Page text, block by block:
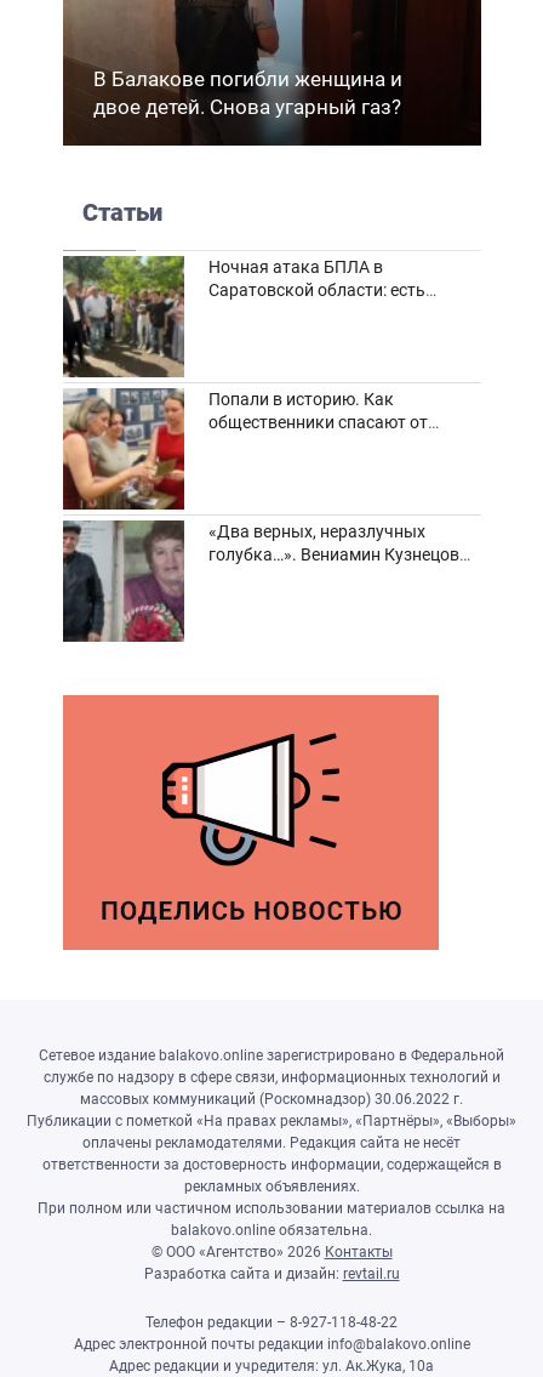
В Балакове погибли женщина и
двое детей. Снова угарный газ?
Статьи
Ночная атака БПЛА в
Саратовской области: есть
Попали в историю. Как
общественники спасают от
«Два верных, неразлучных
голубка…». Вениамин Кузнецов
Сетевое издание balakovo.online зарегистрировано в Федеральной
службе по надзору в сфере связи, информационных технологий и
массовых коммуникаций (Роскомнадзор) 30.06.2022 г.
Публикации с пометкой «На правах рекламы», «Партнёры», «Выборы»
оплачены рекламодателями. Редакция сайта не несёт
ответственности за достоверность информации, содержащейся в
рекламных объявлениях.
При полном или частичном использовании материалов ссылка на
balakovo.online обязательна.
© ООО «Агентство» 2026 Контакты
Разработка сайта и дизайн: revtail.ru
Телефон редакции – 8-927-118-48-22
Адрес электронной почты редакции info@balakovo.online
Адрес редакции и учредителя: ул. Ак.Жука, 10а